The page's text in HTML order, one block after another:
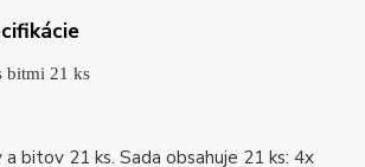
bitmi 21 ks
bitov 21 ks. Sada obsahuje 21 ks: 4x